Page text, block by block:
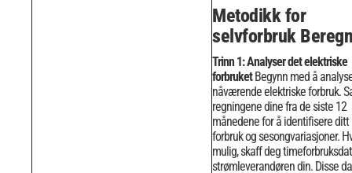
Metodikk for
selvforbruk
Trinn 1: Analyser det elektriske
forbruketBegynn med å
nåværende elektriske forbruk.
regningene dine fra de siste 12
månedene for å identifisere ditt
forbruk og sesongvariasjoner.
mulig, skaff deg
strømleverandøren din. Disse